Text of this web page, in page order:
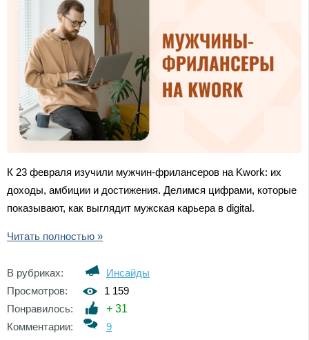
К 23 февраля изучили мужчин-фрилансеров на Kwork: их
доходы, амбиции и достижения. Делимся цифрами, которые
показывают, как выглядит мужская карьера в digital.
Читать полностью »
В рубриках:
Инсайды
Просмотров:
1 159
Понравилось:
+ 31
Комментарии:
9